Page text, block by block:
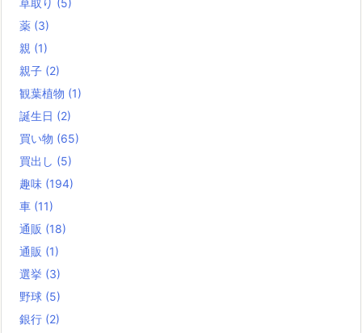
薬 (3)
親 (1)
親子 (2)
観葉植物 (1)
誕生日 (2)
買い物 (65)
買出し (5)
趣味 (194)
車 (11)
通販 (18)
通販 (1)
選挙 (3)
野球 (5)
銀行 (2)